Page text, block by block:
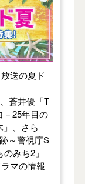
送の夏ド
蒼井優「T
－25年目の
、さら
～警視庁S
みち2」
マの情報